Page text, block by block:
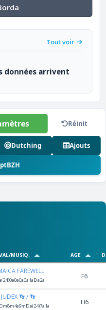
Tout voir
données arrivent
Réinit
Dutching Ajouts
MUSIQ. AGE
FAREWELL
F6
JUDEX 👣 / 👣
H6